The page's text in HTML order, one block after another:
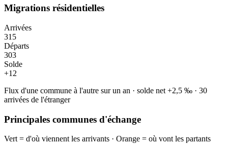
Migrations résidentielles
Arrivées
315
Départs
303
Solde
+12
Flux d'une commune à l'autre sur un an · solde net +2,5 ‰ · 30
arrivées de l'étranger
Principales communes d'échange
Vert = d'où viennent les arrivants · Orange = où vont les partants